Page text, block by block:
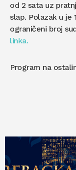
od 2 sata uz
slap. Polazak u je
ograničeni broj
linka.
Program na